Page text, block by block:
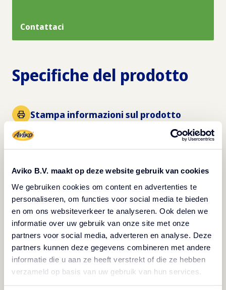
Aviko B.V. maakt op deze website gebruik van cookies
We gebruiken cookies om content en advertenties te
personaliseren, om functies voor social media te bieden
en om ons websiteverkeer te analyseren. Ook delen we
informatie over uw gebruik van onze site met onze
partners voor social media, adverteren en analyse. Deze
partners kunnen deze gegevens combineren met andere
informatie die u aan ze heeft verstrekt of die ze hebben
verzameld op basis van uw gebruik van hun services.
Contattaci
Specifiche del prodotto
Stampa informazioni sul prodotto
Descrizione
Senza glutine
Prodotto surgelato